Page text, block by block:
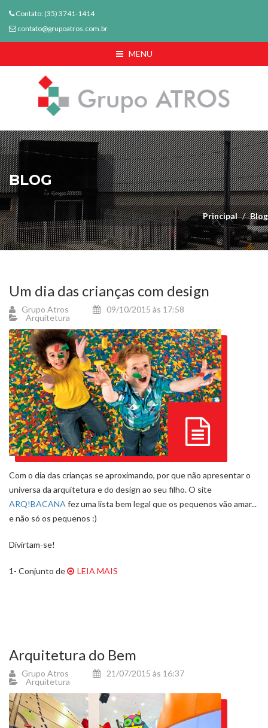
Contato: (35) 3741-1414
contato@grupoatros.com.br
MENU
BLOG
Principal Blog
Um dia das crianças com design
Grupo Atros
09/10/2015 às 17:58
Arquitetura
Com o dia das crianças se aproximando, por que não apresentar o
universa da arquitetura e do design ao seu filho. O site
ARQ!BACANAfez uma lista bem legal que os pequenos vão amar...
e não só os pequenos :)
Divirtam-se!
1- Conjunto de LEIA MAIS
Arquitetura do Bem
Grupo Atros
21/07/2015 às 16:37
Arquitetura